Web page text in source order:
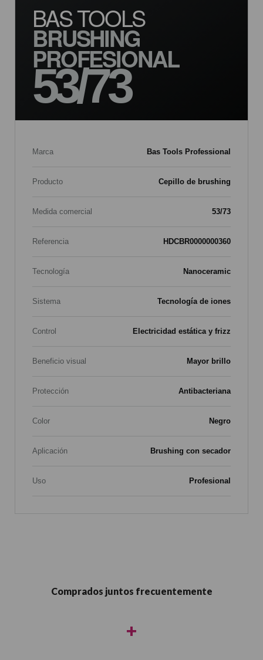
BAS TOOLS
BRUSHING
PROFESIONAL
53/73
Marca Bas Tools Professional
Producto Cepillo de brushing
Medida comercial 53/73
Referencia HDCBR0000000360
Tecnología Nanoceramic
Sistema Tecnología de iones
Control Electricidad estática y frizz
Beneficio visual Mayor brillo
Protección Antibacteriana
Color Negro
Aplicación Brushing con secador
Uso Profesional
Comprados juntos frecuentemente
+